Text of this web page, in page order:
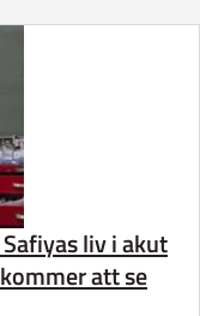
liv i akut
att se